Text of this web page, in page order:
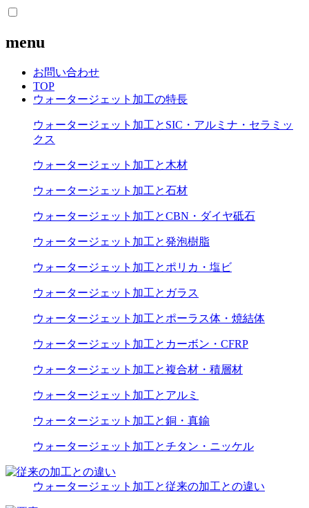
menu
お問い合わせ
TOP
ウォータージェット加工の特長
ウォータージェット加工とSIC・アルミナ・セラミッ
クス
ウォータージェット加工と木材
ウォータージェット加工と石材
ウォータージェット加工とCBN・ダイヤ砥石
ウォータージェット加工と発泡樹脂
ウォータージェット加工とポリカ・塩ビ
ウォータージェット加工とガラス
ウォータージェット加工とポーラス体・焼結体
ウォータージェット加工とカーボン・CFRP
ウォータージェット加工と複合材・積層材
ウォータージェット加工とアルミ
ウォータージェット加工と銅・真鍮
ウォータージェット加工とチタン・ニッケル
ウォータージェット加工と従来の加工との違い